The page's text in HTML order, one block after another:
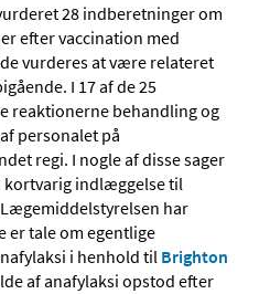
28 indberetninger om
efter vaccination med
vurderes at være relateret
I 17 af de 25
reaktionerne behandling og
personalet på
regi. I nogle af disse sager
kortvarig indlæggelse til
har
er tale om egentlige
i henhold til Brighton
af anafylaksi opstod efter